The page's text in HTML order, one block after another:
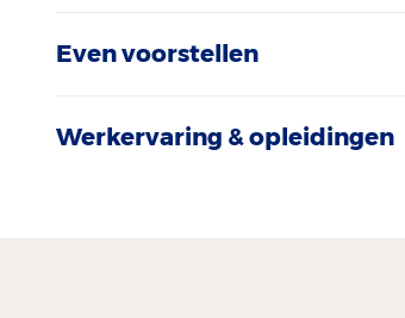
Even voorstellen
Werkervaring & opleidingen